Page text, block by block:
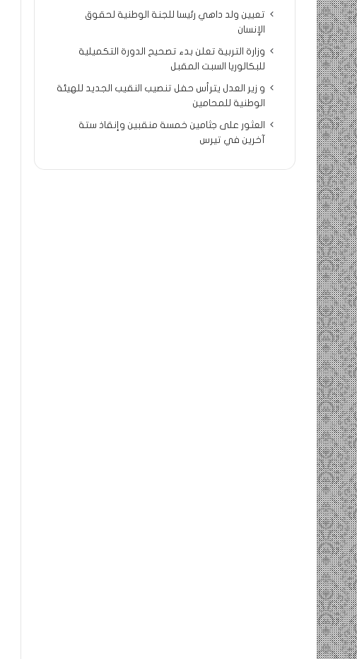
تعيين ولد داهي رئيسا للجنة الوطنية لحقوق
الإنسان
وزارة التربية تعلن بدء تصحيح الدورة التكميلية
للبكالوريا السبت المقبل
و زير العدل يترأس حفل تنصيب النقيب الجديد للهيئة
الوطنية للمحامين
العثور على جثامين خمسة منقبين وإنقاذ ستة
آخرين في تيرس